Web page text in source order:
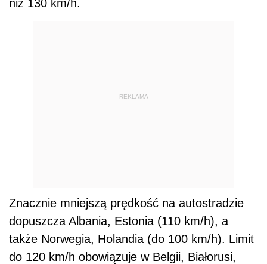
niż 130 km/h.
REKLAMA
Znacznie mniejszą prędkość na autostradzie
dopuszcza Albania, Estonia (110 km/h), a
także Norwegia, Holandia (do 100 km/h). Limit
do 120 km/h obowiązuje w Belgii, Białorusi,